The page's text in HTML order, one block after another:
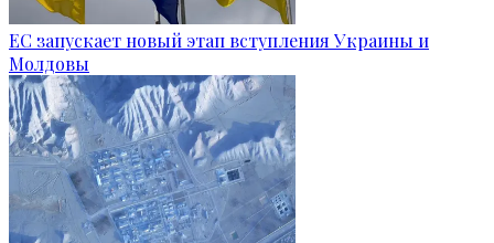
ЕС запускает новый этап вступления Украины и
Молдовы